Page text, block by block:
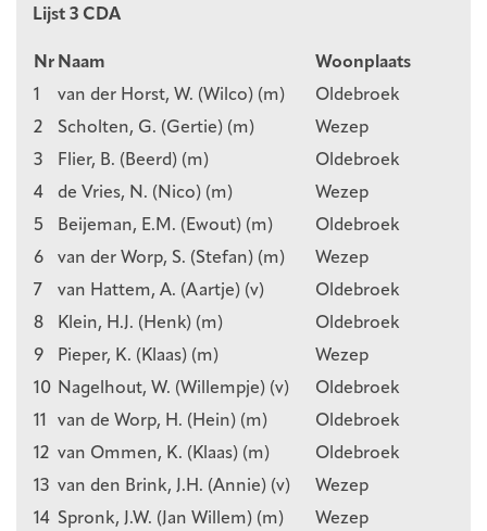
Lijst 3 CDA
Nr Naam
Woonplaats
1
van der Horst, W. (Wilco) (m)
Oldebroek
2
Scholten, G. (Gertie) (m)
Wezep
3
Flier, B. (Beerd) (m)
Oldebroek
4
de Vries, N. (Nico) (m)
Wezep
5
Beijeman, E.M. (Ewout) (m)
Oldebroek
6
van der Worp, S. (Stefan) (m)
Wezep
7
van Hattem, A. (Aartje) (v)
Oldebroek
8
Klein, H.J. (Henk) (m)
Oldebroek
9
Pieper, K. (Klaas) (m)
Wezep
10 Nagelhout, W. (Willempje) (v)
Oldebroek
11
van de Worp, H. (Hein) (m)
Oldebroek
12 van Ommen, K. (Klaas) (m)
Oldebroek
13 van den Brink, J.H. (Annie) (v)
Wezep
14 Spronk, J.W. (Jan Willem) (m) Wezep